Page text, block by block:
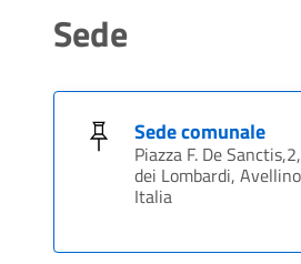
Sede
Sede comunale
Piazza F. De
dei Lombardi,
Italia